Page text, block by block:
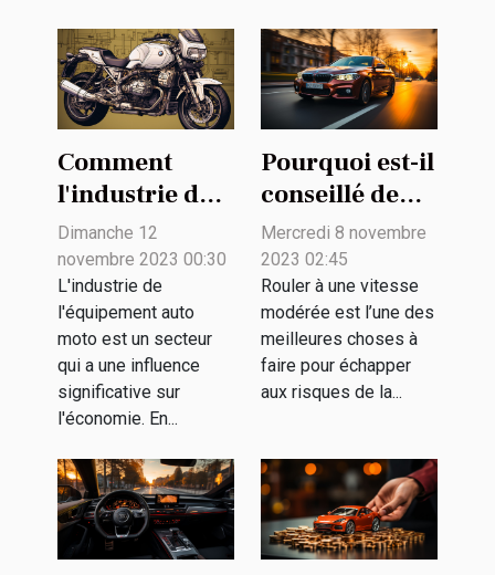
Comment
l'industrie de
l'équipement
auto moto
contribue à
l'économie
Dimanche 12
novembre 2023 00:30
L'industrie de
l'équipement auto
moto est un secteur
qui a une influence
significative sur
l'économie. En...
Pourquoi est-il
conseillé de
rouler à une
vitesse
modérée ?
Mercredi 8 novembre
2023 02:45
Rouler à une vitesse
modérée est l’une des
meilleures choses à
faire pour échapper
aux risques de la...